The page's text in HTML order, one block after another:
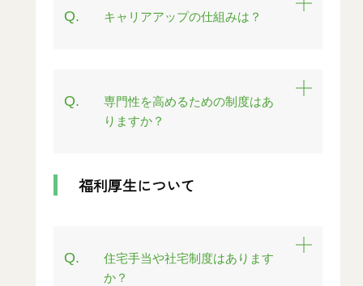
Q. キャリアアップの仕組みは？
Q.
専門性を高めるための制度はあ
りますか？
福利厚生について
Q.
住宅手当や社宅制度はあります
か？